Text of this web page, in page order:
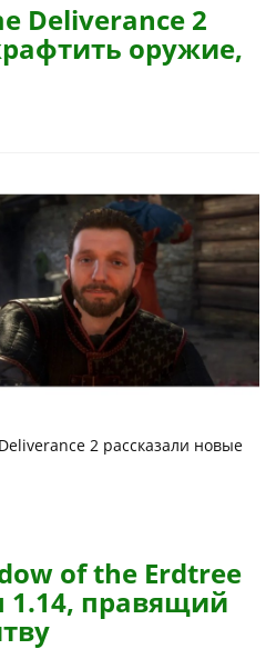
Deliverance 2
оружие,
2 рассказали новые
of the Erdtree
1.14, правящий